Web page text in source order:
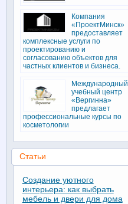
Компания
«ПроектМинск»
предоставляет
комплексные услуги по
проектированию и
согласованию объектов для
частных клиентов и бизнеса.
Международный
учебный центр
«Вергинна»
предлагает
профессиональные курсы по
косметологии
Статьи
Создание уютного
интерьера: как выбрать
мебель и двери для дома